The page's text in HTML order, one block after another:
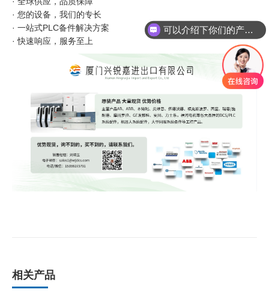
· 您的设备，我们的专长
· 一站式PLC备件解决方案
· 快速响应，服务至上
相关产品
可以介绍下你们的产品么
你们是怎么收费的呢